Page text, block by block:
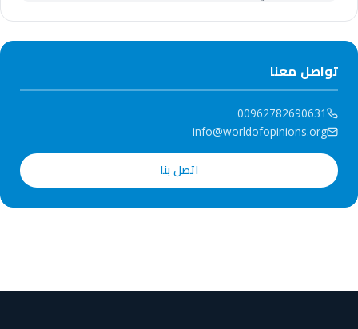
تواصل معنا
00962782690631
info@worldofopinions.org
اتصل بنا